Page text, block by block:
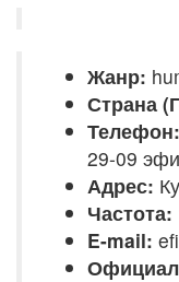
Жанр:
Страна
Телефон:
29-09
Адрес:
Частота:
E-mail: